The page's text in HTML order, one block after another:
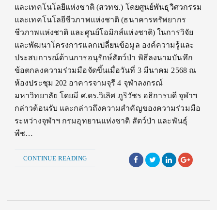
และเทคโนโลยีแห่งชาติ (สวทช.) โดยศูนย์พันธุวิศวกรรม
และเทคโนโลยีชีวภาพแห่งชาติ (ธนาคารทรัพยากร
ชีวภาพแห่งชาติ และศูนย์โอมิกส์แห่งชาติ) ในการวิจัย
และพัฒนาโครงการแลกเปลี่ยนข้อมูล องค์ความรู้และ
ประสบการณ์ด้านการอนุรักษ์สัตว์ป่า พิธีลงนามบันทึก
ข้อตกลงความร่วมมือจัดขึ้นเมื่อวันที่ 3 มีนาคม 2568 ณ
ห้องประชุม 202 อาคารจามจุรี 4 จุฬาลงกรณ์
มหาวิทยาลัย โดยมี ศ.ดร.วิเลิศ ภูริวัชร อธิการบดี จุฬาฯ
กล่าวต้อนรับ และกล่าวถึงความสำคัญของความร่วมมือ
ระหว่างจุฬาฯ กรมอุทยานแห่งชาติ สัตว์ป่า และพันธุ์
พืช…
CONTINUE READING